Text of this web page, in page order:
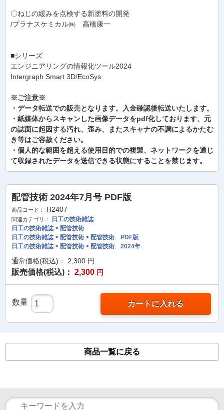
〇ねじの緩みを点検する新塗料の開発
/プラナスケミカル㈱ 高橋康一
■シリーズ
エンジニアリングの情報化ツール2024
Intergraph Smart 3D/EcoSys
※ご注意※
・データ転送での販売となります。入金確認後転送いたします。
・紙媒体からスキャンした画像データをpdf化しております、元
の誌面に起因する汚れ、歪み、またスキャナの不調によるかたむ
き等はご容赦ください。
・個人的な範囲を超える使用目的での複製、ネットワークを通じ
て収録されたデータを送信できる状態にすることを禁じます。
配管技術 2024年7月号 PDF版
商品コード： H2407
関連カテゴリ：
日工の技術雑誌
日工の技術雑誌> 配管技術
日工の技術雑誌> 配管技術 > 配管技術 PDF版
日工の技術雑誌> 配管技術 > 配管技術 2024年
通常価格(税込)： 2,300 円
販売価格(税込)： 2,300 円
数量 カートに入れる
商品一覧に戻る